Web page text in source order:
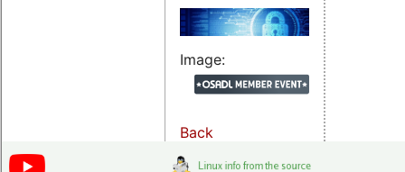
Image:
Back